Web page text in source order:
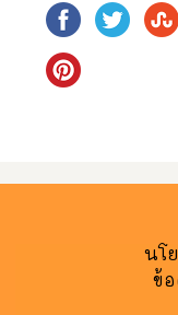
นโ
ข้